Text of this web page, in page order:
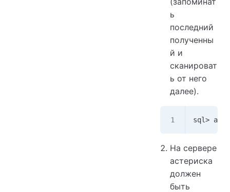
ь
последний
полученны
й и
сканироват
ь от него
далее).
sql>
На сервере
астериска
должен
быть